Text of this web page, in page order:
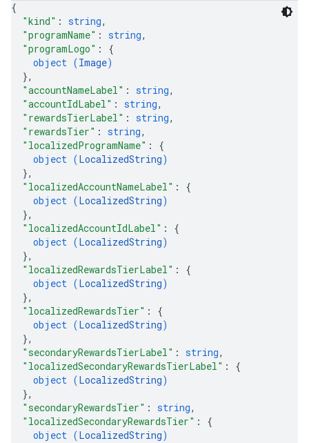
{
"kind" : string,
"programName" : string,
"programLogo" : {
object (Image)
},
"accountNameLabel" : string,
"accountIdLabel" : string,
"rewardsTierLabel" : string,
"rewardsTier" : string,
"localizedProgramName" : {
object (LocalizedString)
},
"localizedAccountNameLabel" : {
object (LocalizedString)
},
"localizedAccountIdLabel" : {
object (LocalizedString)
},
"localizedRewardsTierLabel" : {
object (LocalizedString)
},
"localizedRewardsTier" : {
object (LocalizedString)
},
"secondaryRewardsTierLabel" : string,
"localizedSecondaryRewardsTierLabel" : {
object (LocalizedString)
},
"secondaryRewardsTier" : string,
"localizedSecondaryRewardsTier" : {
object (LocalizedString)